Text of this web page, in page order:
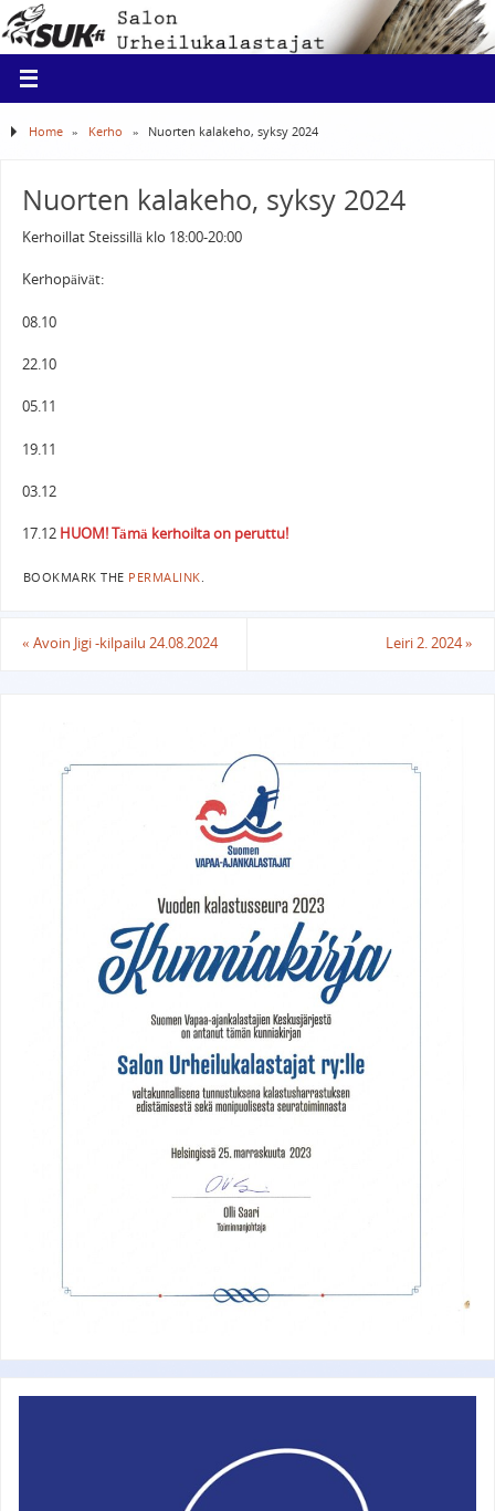
Home » Kerho » Nuorten kalakeho, syksy 2024
Nuorten kalakeho, syksy 2024
Kerhoillat Steissillä klo 18:00-20:00
Kerhopäivät:
08.10
22.10
05.11
19.11
03.12
17.12 HUOM! Tämä kerhoilta on peruttu!
BOOKMARK THE PERMALINK
« Avoin Jigi -kilpailu 24.08.2024 Leiri 2. 2024»